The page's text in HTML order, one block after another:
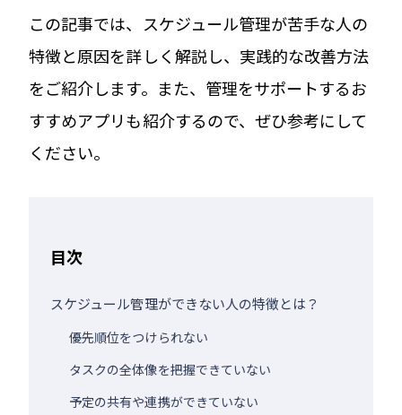
この記事では、スケジュール管理が苦手な人の
特徴と原因を詳しく解説し、実践的な改善方法
をご紹介します。また、管理をサポートするお
すすめアプリも紹介するので、ぜひ参考にして
ください。
目次
スケジュール管理ができない人の特徴とは？
優先順位をつけられない
タスクの全体像を把握できていない
予定の共有や連携ができていない